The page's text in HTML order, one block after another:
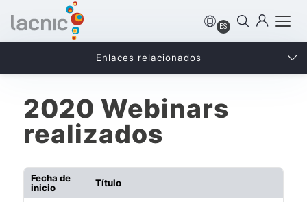
ES
2020 Webinars
realizados
Fecha de
inicio
Título
Enlaces relacionados